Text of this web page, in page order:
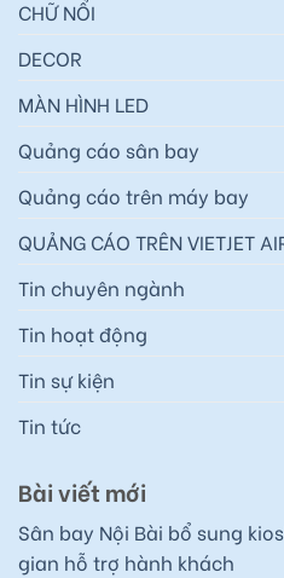
CHỮ NỔI
DECOR
MÀN HÌNH LED
Quảng cáo sân bay
Quảng cáo trên máy bay
QUẢNG CÁO TRÊN VIETJET
Tin chuyên ngành
Tin hoạt động
Tin sự kiện
Tin tức
Bài viết mới
Sân bay Nội Bài bổ sung
gian hỗ trợ hành khách